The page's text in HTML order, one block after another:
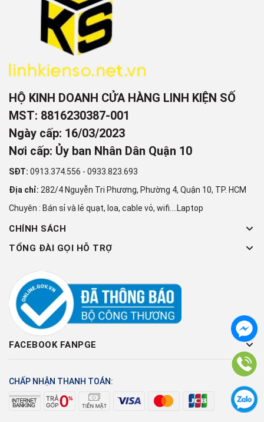
HỘ KINH DOANH CỬA HÀNG LINH KIỆN SỐ
MST: 8816230387-001
Ngày cấp: 16/03/2023
Nơi cấp: Ủy ban Nhân Dân Quận 10
SĐT: 0913.374.556 - 0933.823.693
Địa chỉ: 282/4 Nguyễn Tri Phương, Phường 4, Quận 10, TP. HCM
Chuyên : Bán sỉ và lẻ quạt, loa, cable vỏ, wifi....Laptop
CHÍNH SÁCH
TỔNG ĐÀI GỌI HỖ TRỢ
FACEBOOK FANPGE
CHẤP NHẬN THANH TOÁN: